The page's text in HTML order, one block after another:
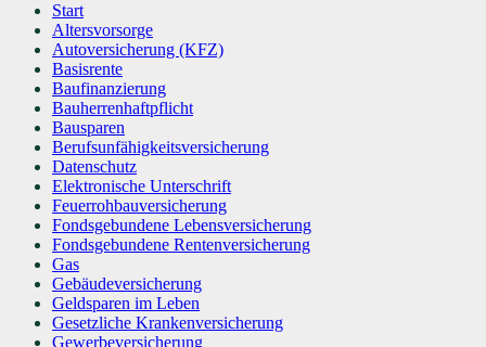
Start
Altersvorsorge
Autoversicherung (KFZ)
Basisrente
Baufinanzierung
Bauherrenhaftpflicht
Bausparen
Berufs­unfähigkeitsversicherung
Datenschutz
Elektronische Unterschrift
Feuerrohbauversicherung
Fondsgebundene Lebensversicherung
Fondsgebundene Rentenversicherung
Gas
Gebäudeversicherung
Geldsparen im Leben
Gesetzliche Krankenversicherung
Gewerbeversicherung